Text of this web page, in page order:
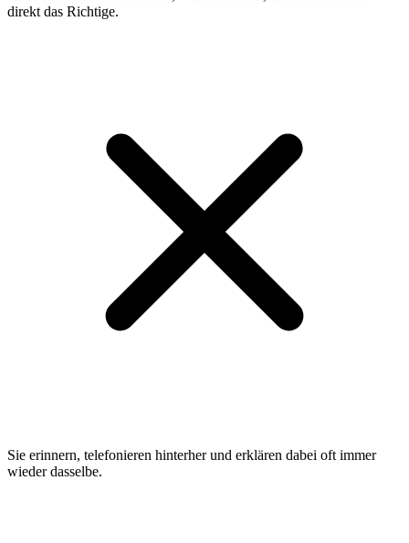
direkt das Richtige.
Sie erinnern, telefonieren hinterher und erklären dabei oft immer
wieder dasselbe.